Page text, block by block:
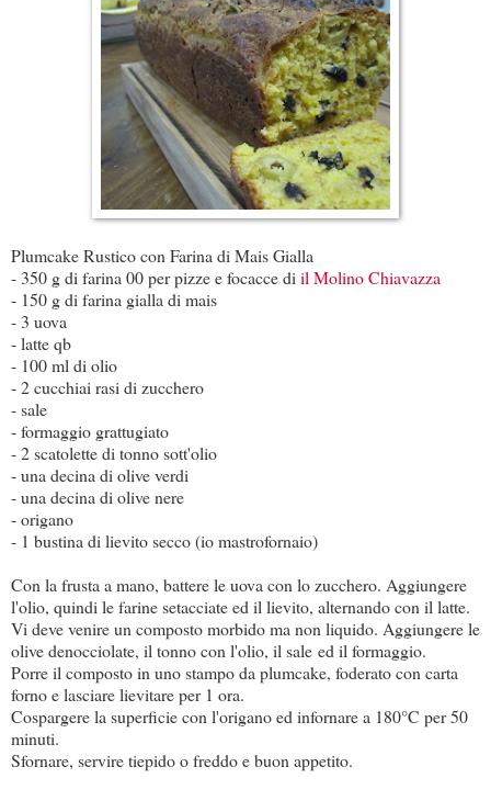
Plumcake Rustico con Farina di Mais Gialla
- 350 g di farina 00 per pizze e focacce diil Molino Chiavazza
- 150 g di farina gialla di mais
- 3 uova
- latte qb
- 100 ml di olio
- 2 cucchiai rasi di zucchero
- sale
- formaggio grattugiato
- 2 scatolette di tonno sott'olio
- una decina di olive verdi
- una decina di olive nere
- origano
- 1 bustina di lievito secco (io mastrofornaio)
Con la frusta a mano, battere le uova con lo zucchero. Aggiungere
l'olio, quindi le farine setacciate ed il lievito, alternando con il latte.
Vi deve venire un composto morbido ma non liquido. Aggiungere le
olive denocciolate, il tonno con l'olio, il sale ed il formaggio.
Porre il composto in uno stampo da plumcake, foderato con carta
forno e lasciare lievitare per 1 ora.
Cospargere la superficie con l'origano ed infornare a 180°C per 50
minuti.
Sfornare, servire tiepido o freddo e buon appetito.